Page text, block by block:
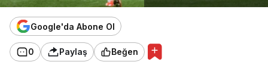
Google'da Abone Ol
0 Paylaş Beğen